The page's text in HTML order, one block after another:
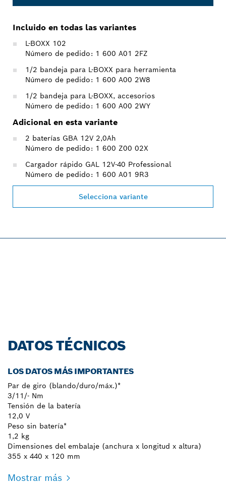
Incluido en todas las variantes
L-BOXX 102
Número de pedido: 1 600 A01 2FZ
1/2 bandeja para L-BOXX para herramienta
Número de pedido: 1 600 A00 2W8
1/2 bandeja para L-BOXX, accesorios
Número de pedido: 1 600 A00 2WY
Adicional en esta variante
2 baterías GBA 12V 2,0Ah
Número de pedido: 1 600 Z00 02X
Cargador rápido GAL 12V-40 Professional
Número de pedido: 1 600 A01 9R3
Selecciona variante
DATOS TÉCNICOS
LOS DATOS MÁS IMPORTANTES
Par de giro (blando/duro/máx.)*
3/11/- Nm
Tensión de la batería
12,0 V
Peso sin batería*
1,2 kg
Dimensiones del embalaje (anchura x longitud x altura)
355 x 440 x 120 mm
Mostrar más